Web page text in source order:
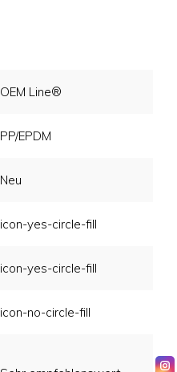
OEM Line®
PP/EPDM
Neu
icon-yes-circle-fill
icon-yes-circle-fill
icon-no-circle-fill